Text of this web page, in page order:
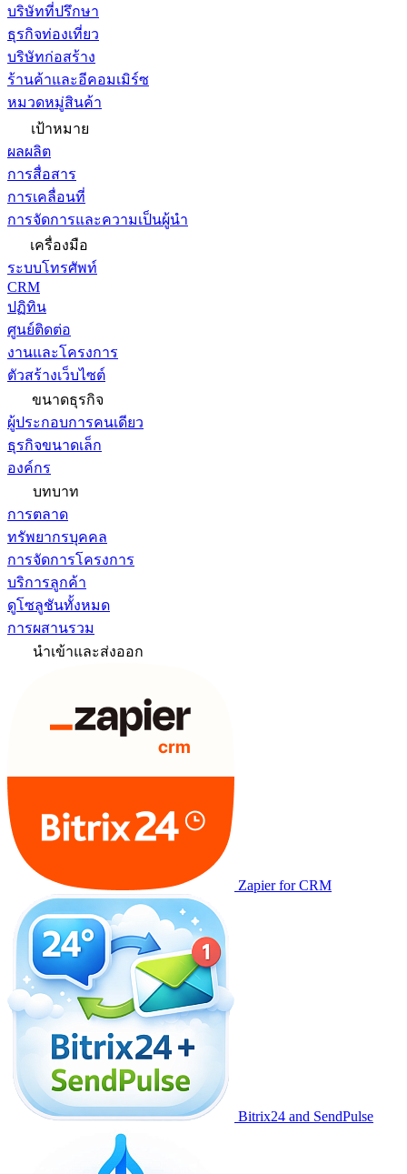
บริษัทที่ปรึกษา
ธุรกิจท่องเที่ยว
บริษัทก่อสร้าง
ร้านค้าและอีคอมเมิร์ซ
หมวดหมู่สินค้า
เป้าหมาย
ผลผลิต
การสื่อสาร
การเคลื่อนที่
การจัดการและความเป็นผู้นำ
เครื่องมือ
ระบบโทรศัพท์
CRM
ปฏิทิน
ศูนย์ติดต่อ
งานและโครงการ
ตัวสร้างเว็บไซต์
ขนาดธุรกิจ
ผู้ประกอบการคนเดียว
ธุรกิจขนาดเล็ก
องค์กร
บทบาท
การตลาด
ทรัพยากรบุคคล
การจัดการโครงการ
บริการลูกค้า
ดูโซลูชันทั้งหมด
การผสานรวม
นำเข้าและส่งออก
Zapier for CRM
Bitrix24 and SendPulse